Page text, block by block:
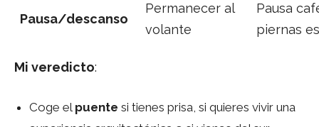
Pausa/descanso
Permanecer al
volante
Pausa
piernas
Mi veredicto:
Coge el puente si tienes prisa, si quieres vivir una